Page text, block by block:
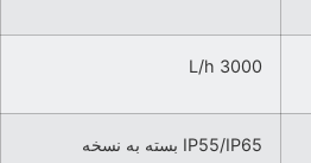
3000 L/h
IP55/IP65 بسته به نسخه